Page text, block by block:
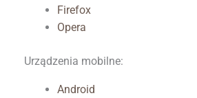
Firefox
Opera
Urządzenia mobilne:
Android